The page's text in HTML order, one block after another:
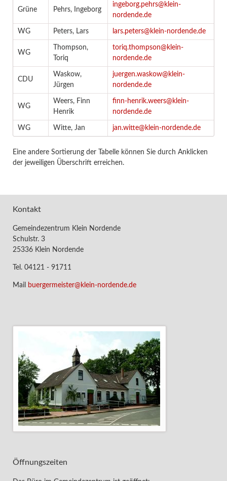
Grüne Pehrs, Ingeborg
ingeborg.pehrs@klein-
nordende.de
WG Peters, Lars lars.peters@klein-nordende.de
WG
Thompson,
Toriq
toriq.thompson@klein-
nordende.de
CDU
Waskow,
Jürgen
juergen.waskow@klein-
nordende.de
WG
Weers, Finn
Henrik
finn-henrik.weers@klein-
nordende.de
WG Witte, Jan jan.witte@klein-nordende.de
Eine andere Sortierung der Tabelle können Sie durch Anklicken
der jeweiligen Überschrift erreichen.
Kontakt
Gemeindezentrum Klein Nordende
Schulstr. 3
25336 Klein Nordende
Tel. 04121 - 91711
Mail buergermeister@klein-nordende.de
Öffnungszeiten